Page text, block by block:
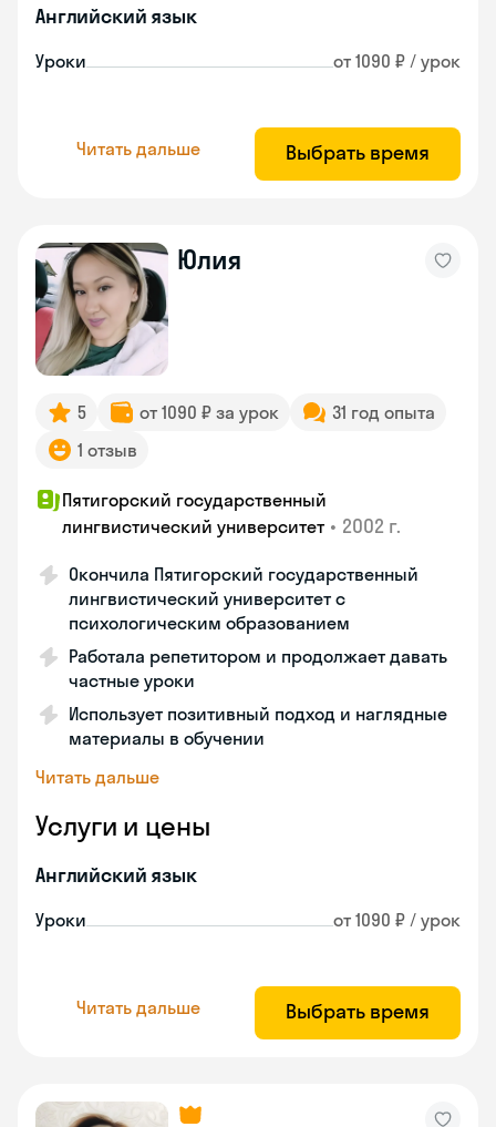
Английский язык
Уроки от 1090 ₽ / урок
Читать дальше Выбрать время
Юлия
5 от 1090 ₽ за урок
31 год опыта
1 отзыв
Пятигорский государственный
лингвистический университет • 2002 г.
Окончила Пятигорский государственный
лингвистический университет с
психологическим образованием
Работала репетитором и продолжает давать
частные уроки
Использует позитивный подход и наглядные
материалы в обучении
Читать дальше
Услуги и цены
Английский язык
Уроки от 1090 ₽ / урок
Читать дальше Выбрать время